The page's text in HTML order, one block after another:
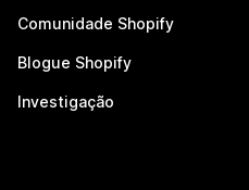
Comunidade Shopify
Blogue Shopify
Investigação